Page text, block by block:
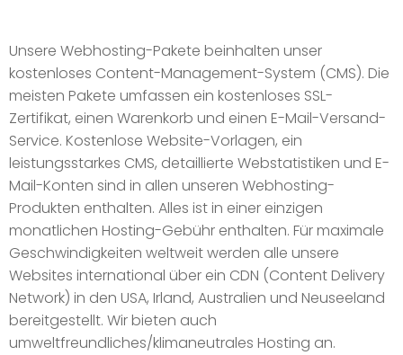
Unsere Webhosting-Pakete beinhalten unser
kostenloses Content-Management-System (CMS). Die
meisten Pakete umfassen ein kostenloses SSL-
Zertifikat, einen Warenkorb und einen E-Mail-Versand-
Service. Kostenlose Website-Vorlagen, ein
leistungsstarkes CMS, detaillierte Webstatistiken und E-
Mail-Konten sind in allen unseren Webhosting-
Produkten enthalten. Alles ist in einer einzigen
monatlichen Hosting-Gebühr enthalten. Für maximale
Geschwindigkeiten weltweit werden alle unsere
Websites international über ein CDN (Content Delivery
Network) in den USA, Irland, Australien und Neuseeland
bereitgestellt. Wir bieten auch
umweltfreundliches/klimaneutrales Hosting an.